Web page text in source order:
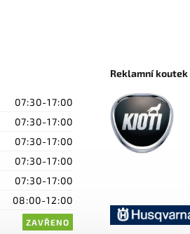
07:30-17:00
07:30-17:00
07:30-17:00
07:30-17:00
07:30-17:00
08:00-12:00
ZAVŘENO
Reklamní koutek